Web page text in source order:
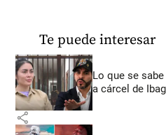
Te puede interesar
Lo que se
a cárcel de
share